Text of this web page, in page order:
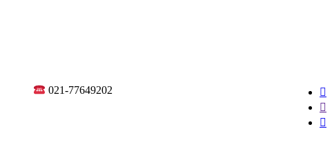
021-77649202